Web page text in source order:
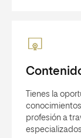
Tienes la
profesión a